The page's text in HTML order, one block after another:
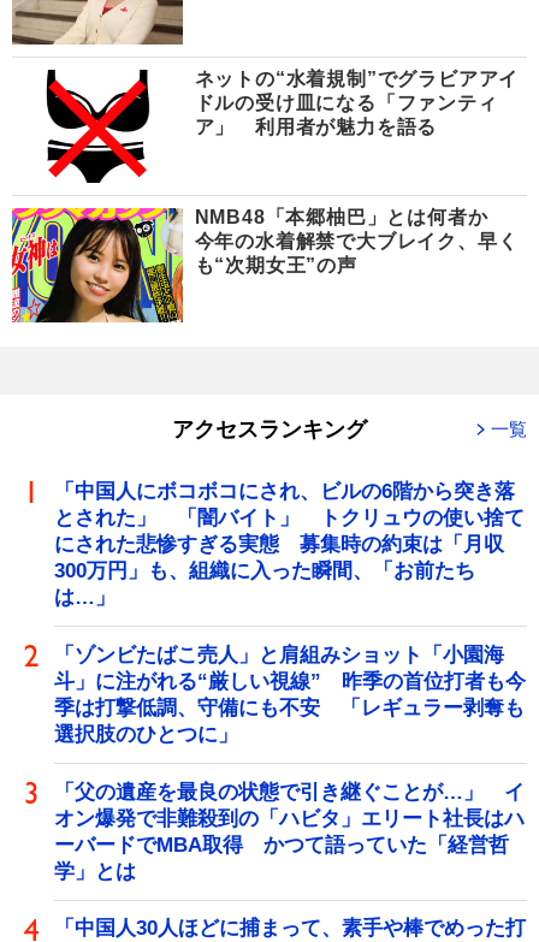
ネットの“水着規制”でグラビアアイ
ドルの受け皿になる「ファンティ
ア」 利用者が魅力を語る
NMB48「本郷柚巴」とは何者か
今年の水着解禁で大ブレイク、早く
も“次期女王”の声
アクセスランキング 一覧
「中国人にボコボコにされ、ビルの6階から突き落
とされた」 「闇バイト」 トクリュウの使い捨て
にされた悲惨すぎる実態 募集時の約束は「月収
300万円」も、組織に入った瞬間、「お前たち
は…」
「ゾンビたばこ売人」と肩組みショット「小園海
斗」に注がれる“厳しい視線” 昨季の首位打者も今
季は打撃低調、守備にも不安 「レギュラー剥奪も
選択肢のひとつに」
「父の遺産を最良の状態で引き継ぐことが…」 イ
オン爆発で非難殺到の「ハビタ」エリート社長はハ
ーバードでMBA取得 かつて語っていた「経営哲
学」とは
「中国人30人ほどに捕まって、素手や棒でめった打